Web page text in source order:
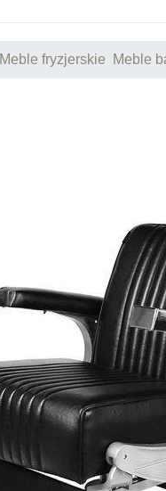
Meble fryzjerskie Meble